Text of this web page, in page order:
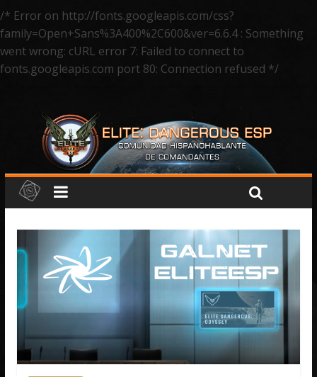
/* Error on http://fonts.googleapis.com/css?
family=Open+Sans%3A400%2C600&ver=6.6.4 : Something
went wrong: cURL error 7: Failed to connect to
fonts.googleapis.com port 80: Connection refused */